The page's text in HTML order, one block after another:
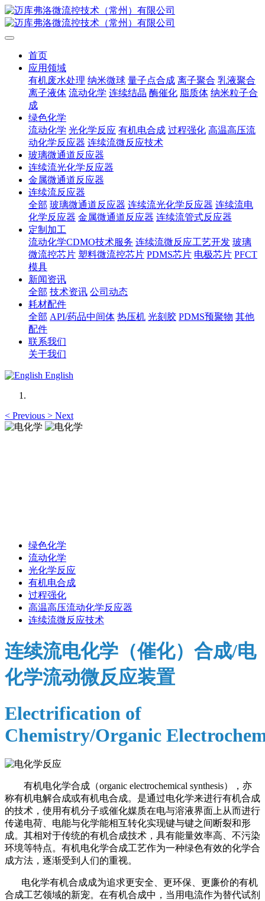
首页
应用领域
有机废水处理 纳米微球 量子点合成 离子聚合 乳液聚合
离子液体 流动化学 连续结晶 酶催化 脂质体 纳米粒子合
成
绿色化学
流动化学 光化学反应 有机电合成 过程强化 高温高压流
动化学反应器 连续流微反应技术
玻璃微通道反应器
连续流光化学反应器
金属微通道反应器
连续流反应器
全部 玻璃微通道反应器 连续流光化学反应器 连续流电
化学反应器 金属微通道反应器 连续流管式反应器
定制加工
流动化学CDMO技术服务 连续流微反应工艺开发 玻璃
微流控芯片 塑料微流控芯片 PDMS芯片 电极芯片 PFCT
模具
新闻资讯
全部 技术资讯 公司动态
耗材配件
全部 API/药品中间体 热压机 光刻胶 PDMS预聚物 其他
配件
联系我们
关于我们
English
< Previous > Next
绿色化学
流动化学
光化学反应
有机电合成
过程强化
高温高压流动化学反应器
连续流微反应技术
连续流电化学（催化）合成/电
化学流动微反应装置
Electrification of
Chemistry/Organic
有机电化学合成（organic electrochemical synthesis），亦
称有机电解合成或有机电合成。是通过电化学来进行有机合成
的技术，使用有机分子或催化媒质在电与溶液界面上从而进行
传递电荷、电能与化学能相互转化实现键与键之间断裂和形
成。其相对于传统的有机合成技术，具有能量效率高、不污染
环境等特点。有机电化学合成工艺作为一种绿色有效的化学合
成方法，逐渐受到人们的重视。
电化学有机合成成为追求更安全、更环保、更廉价的有机
合成工艺领域的新宠。在有机合成中，当用电流作为替代试剂